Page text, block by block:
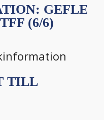
GEFLE
(6/6)
TILL